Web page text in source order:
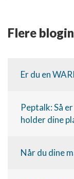
Flere
Er du en
Peptalk: Så
holder dine
Når du dine